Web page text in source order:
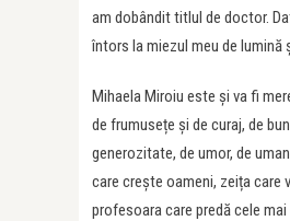
am dobândit titlul de doctor.
întors la miezul meu de lumină
Mihaela Miroiu​ este și va fi
de frumusețe și de curaj, de
generozitate, de umor, de
care crește oameni, zeița care
profesoara care predă cele